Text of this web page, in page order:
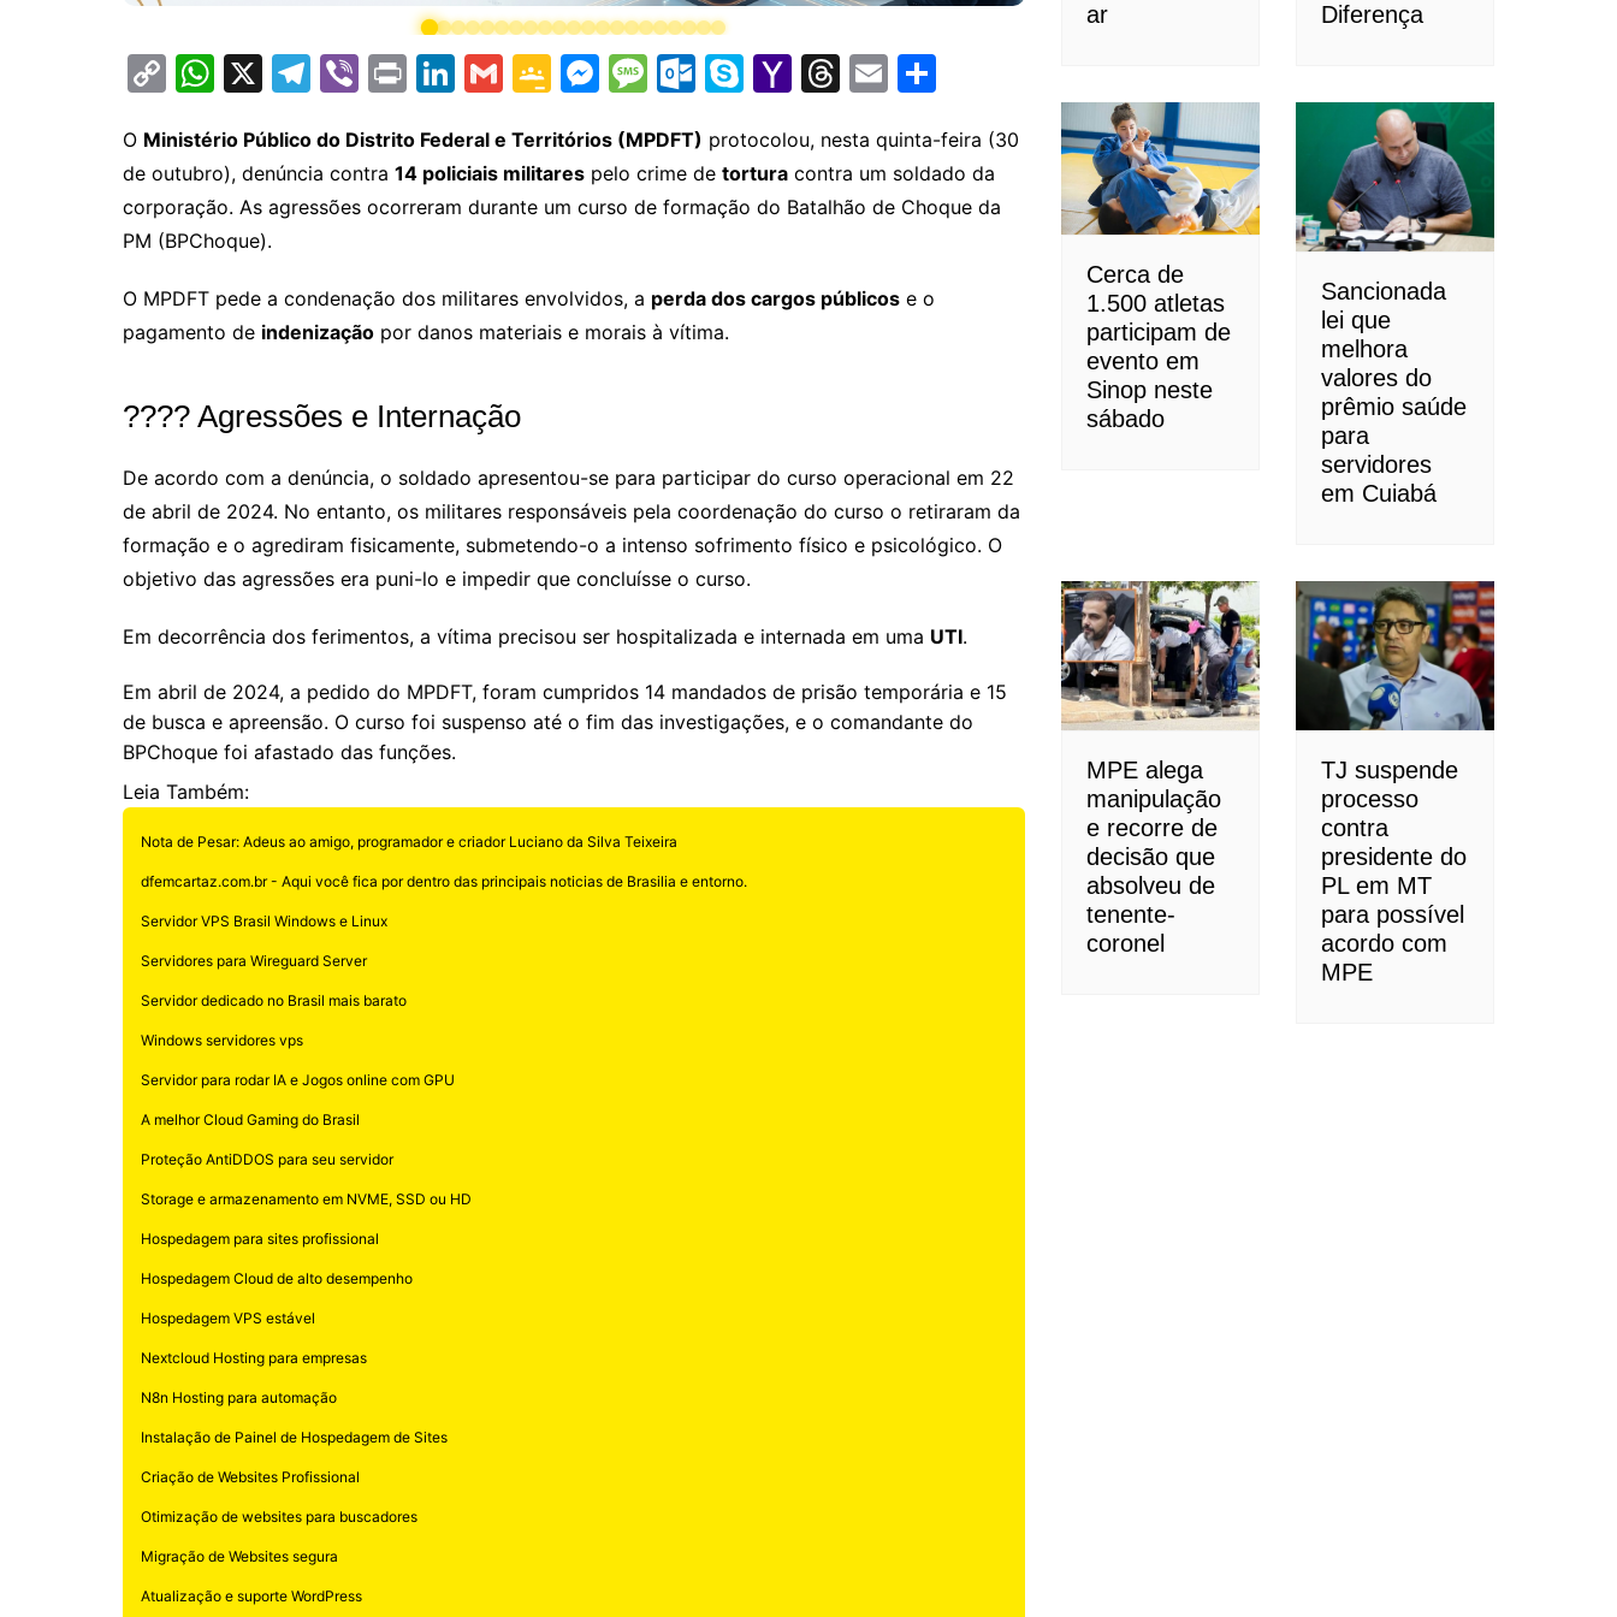
C
p
y
Li
k
W
at
s
A
p
p
X
T
e
gr
a
Vi
er
Pr
t
Li
k
e
dI
G
ai
l
G
o
gl
e
a
s
m
M
s
s
e
g
er
M
s
s
a
e
O
lo
o
k.
o
m
S
y
p
e
Y
h
o
o
ai
T
e
a
d
E
ai
l
ar
e
O Ministério Público do Distrito Federal e Territórios (MPDFT) protocolou, nesta quinta-feira (30
de outubro), denúncia contra 14 policiais militares pelo crime de tortura contra um soldado da
corporação. As agressões ocorreram durante um curso de formação do Batalhão de Choque da
PM (BPChoque).
O MPDFT pede a condenação dos militares envolvidos, a perda dos cargos públicos e o
pagamento de indenização por danos materiais e morais à vítima.
???? Agressões e Internação
De acordo com a denúncia, o soldado apresentou-se para participar do curso operacional em 22
de abril de 2024. No entanto, os militares responsáveis pela coordenação do curso o retiraram da
formação e o agrediram fisicamente, submetendo-o a intenso sofrimento físico e psicológico. O
objetivo das agressões era puni-lo e impedir que concluísse o curso.
Em decorrência dos ferimentos, a vítima precisou ser hospitalizada e internada em uma UTI.
Em abril de 2024, a pedido do MPDFT, foram cumpridos 14 mandados de prisão temporária e 15
de busca e apreensão. O curso foi suspenso até o fim das investigações, e o comandante do
BPChoque foi afastado das funções.
Leia Também:
Nota de Pesar: Adeus ao amigo, programador e criador Luciano da Silva Teixeira
dfemcartaz.com.br - Aqui você fica por dentro das principais noticias de Brasilia e entorno.
Servidor VPS Brasil Windows e Linux
Servidores para Wireguard Server
Servidor dedicado no Brasil mais barato
Windows servidores vps
Servidor para rodar IA e Jogos online com GPU
A melhor Cloud Gaming do Brasil
Proteção AntiDDOS para seu servidor
Storage e armazenamento em NVME, SSD ou HD
Hospedagem para sites profissional
Hospedagem Cloud de alto desempenho
Hospedagem VPS estável
Nextcloud Hosting para empresas
N8n Hosting para automação
Instalação de Painel de Hospedagem de Sites
Criação de Websites Profissional
Otimização de websites para buscadores
Migração de Websites segura
Atualização e suporte WordPress
ar Diferença
Cerca de
1.500 atletas
participam de
evento em
Sinop neste
sábado
Sancionada
lei que
melhora
valores do
prêmio saúde
para
servidores
em Cuiabá
MPE alega
manipulação
e recorre de
decisão que
absolveu de
tenente-
coronel
TJ suspende
processo
contra
presidente do
PL em MT
para possível
acordo com
MPE